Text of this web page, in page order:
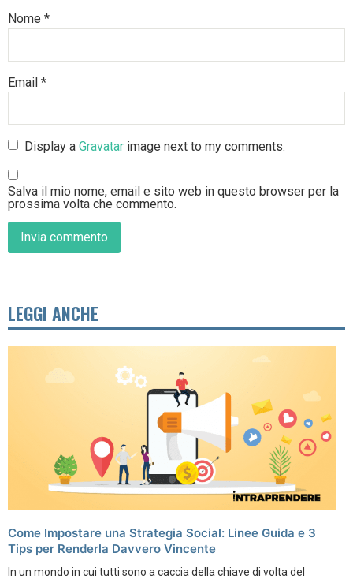
Nome *
Email *
Display aGravatar image next to my comments.
Salva il mio nome, email e sito web in questo browser per la
prossima volta che commento.
LEGGI ANCHE
Come Impostare una Strategia Social: Linee Guida e 3
Tips per Renderla Davvero Vincente
In un mondo in cui tutti sono a caccia della chiave di volta del